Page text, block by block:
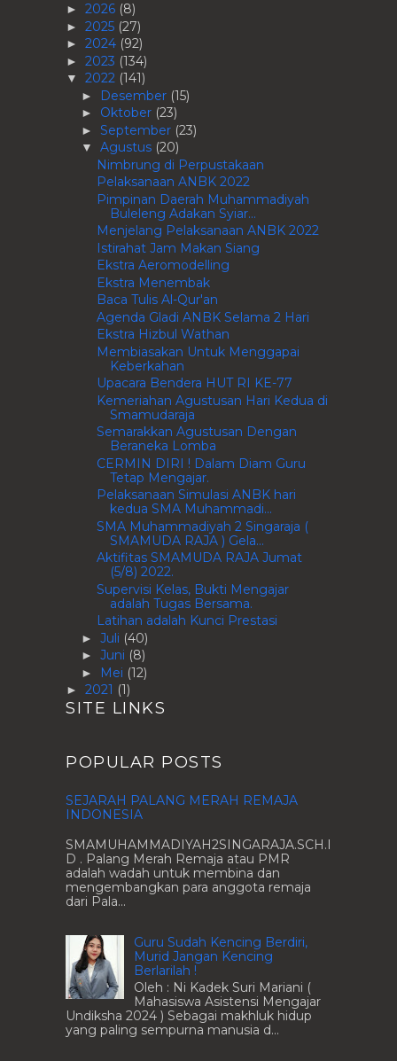
► 2026 (8)
► 2025 (27)
► 2024 (92)
► 2023 (134)
▼ 2022 (141)
► Desember (15)
► Oktober (23)
► September (23)
▼ Agustus (20)
Nimbrung di Perpustakaan
Pelaksanaan ANBK 2022
Pimpinan Daerah Muhammadiyah
Buleleng Adakan Syiar...
Menjelang Pelaksanaan ANBK 2022
Istirahat Jam Makan Siang
Ekstra Aeromodelling
Ekstra Menembak
Baca Tulis Al-Qur'an
Agenda Gladi ANBK Selama 2 Hari
Ekstra Hizbul Wathan
Membiasakan Untuk Menggapai
Keberkahan
Upacara Bendera HUT RI KE-77
Kemeriahan Agustusan Hari Kedua di
Smamudaraja
Semarakkan Agustusan Dengan
Beraneka Lomba
CERMIN DIRI ! Dalam Diam Guru
Tetap Mengajar.
Pelaksanaan Simulasi ANBK hari
kedua SMA Muhammadi...
SMA Muhammadiyah 2 Singaraja (
SMAMUDA RAJA ) Gela...
Aktifitas SMAMUDA RAJA Jumat
(5/8) 2022.
Supervisi Kelas, Bukti Mengajar
adalah Tugas Bersama.
Latihan adalah Kunci Prestasi
► Juli (40)
► Juni (8)
► Mei (12)
► 2021 (1)
SITE LINKS
POPULAR POSTS
SEJARAH PALANG MERAH REMAJA
INDONESIA
SMAMUHAMMADIYAH2SINGARAJA.SCH.I
D . Palang Merah Remaja atau PMR
adalah wadah untuk membina dan
mengembangkan para anggota remaja
dari Pala...
Guru Sudah Kencing Berdiri,
Murid Jangan Kencing
Berlarilah !
Oleh : Ni Kadek Suri Mariani (
Mahasiswa Asistensi Mengajar
Undiksha 2024 ) Sebagai makhluk hidup
yang paling sempurna manusia d...